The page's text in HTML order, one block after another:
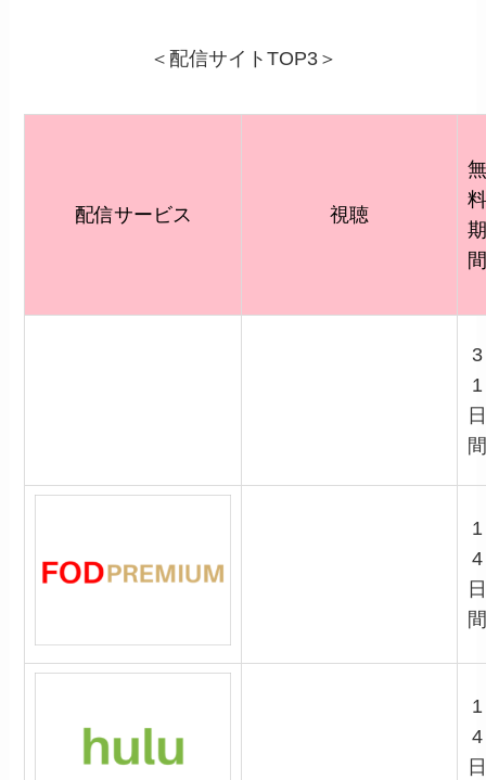
＜配信サイトTOP3＞
配信サービス 視聴
3
1
1
4
1
4